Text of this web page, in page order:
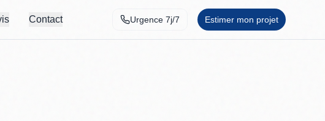
Contact Urgence 7j/7 Estimer mon projet